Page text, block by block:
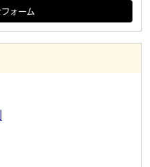
ォーム